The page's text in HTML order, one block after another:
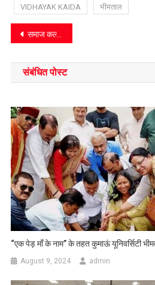
VIDHAYAK KAIDA
भीमताल
Post
navigation
समाज कल्याण देगा उत्कृष्ट कार्य करने वाले दिव्यांगों को पुरस्कार
संबंधित पोस्ट
“एक पेड़ माँ के नाम” के तहत कुमाऊं यूनिवर्सिटी
August 9, 2024 admin